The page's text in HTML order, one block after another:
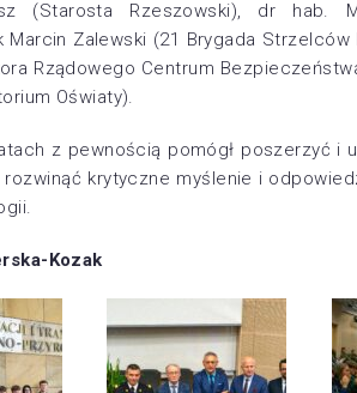
(Starosta Rzeszowski), dr hab.
Marcin Zalewski (21 Brygada
Rządowego Centrum
Oświaty).
z pewnością pomógł poszerzyć
rozwinąć krytyczne myślenie i
Kozak